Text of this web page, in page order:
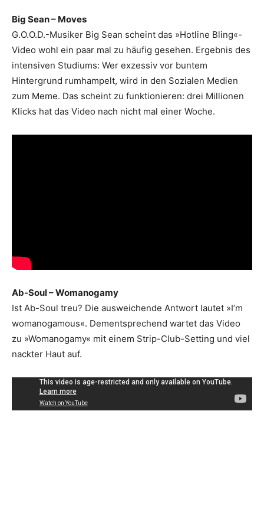
Big Sean – Moves
G.O.O.D.-Musiker Big Sean scheint das »Hotline Bling«-
Video wohl ein paar mal zu häufig gesehen. Ergebnis des
intensiven Studiums: Wer exzessiv vor buntem
Hintergrund rumhampelt, wird in den Sozialen Medien
zum Meme. Das scheint zu funktionieren: drei Millionen
Klicks hat das Video nach nicht mal einer Woche.
Ab-Soul – Womanogamy
Ist Ab-Soul treu? Die ausweichende Antwort lautet »I’m
womanogamous«. Dementsprechend wartet das Video
zu »Womanogamy« mit einem Strip-Club-Setting und viel
nackter Haut auf.